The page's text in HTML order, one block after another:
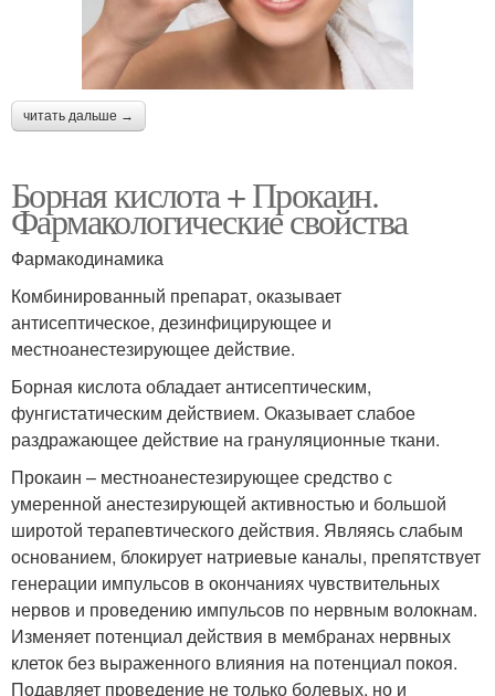
читать дальше →
Борная кислота + Прокаин.
Фармакологические свойства
Фармакодинамика
Комбинированный препарат, оказывает
антисептическое, дезинфицирующее и
местноанестезирующее действие.
Борная кислота обладает антисептическим,
фунгистатическим действием. Оказывает слабое
раздражающее действие на грануляционные ткани.
Прокаин – местноанестезирующее средство с
умеренной анестезирующей активностью и большой
широтой терапевтического действия. Являясь слабым
основанием, блокирует натриевые каналы, препятствует
генерации импульсов в окончаниях чувствительных
нервов и проведению импульсов по нервным волокнам.
Изменяет потенциал действия в мембранах нервных
клеток без выраженного влияния на потенциал покоя.
Подавляет проведение не только болевых, но и